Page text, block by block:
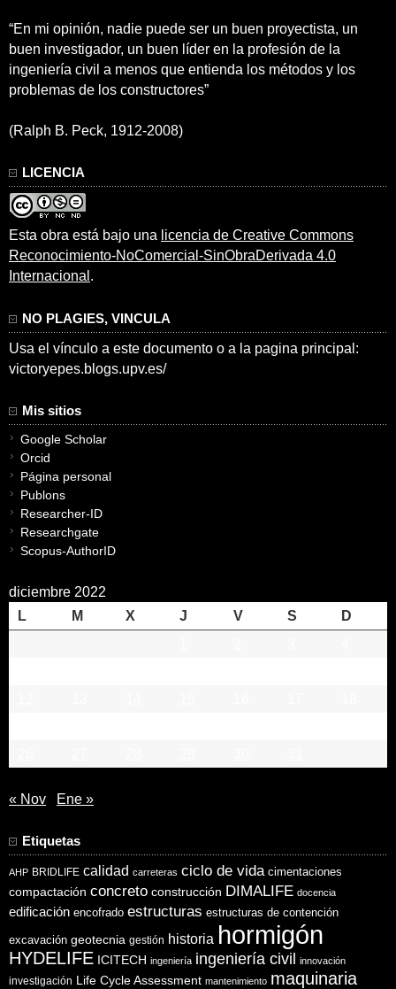
“En mi opinión, nadie puede ser un buen proyectista, un
buen investigador, un buen líder en la profesión de la
ingeniería civil a menos que entienda los métodos y los
problemas de los constructores”
(Ralph B. Peck, 1912-2008)
LICENCIA
Esta obra está bajo una licencia de Creative Commons
Reconocimiento-NoComercial-SinObraDerivada 4.0
Internacional .
NO PLAGIES, VINCULA
Usa el vínculo a este documento o a la pagina principal:
victoryepes.blogs.upv.es/
Mis sitios
Google Scholar
Orcid
Página personal
Publons
Researcher-ID
Researchgate
Scopus-AuthorID
diciembre 2022
L
M X J V S
D
« Nov Ene »
Etiquetas
AHP BRIDLIFE calidad carreteras ciclo de vida cimentaciones
compactación concreto construcción DIMALIFE docencia
edificación encofrado estructuras estructuras de contención
excavación geotecnia gestión historia hormigón
HYDELIFE ICITECH ingeniería ingeniería civil innovación
investigación Life Cycle Assessment mantenimiento maquinaria